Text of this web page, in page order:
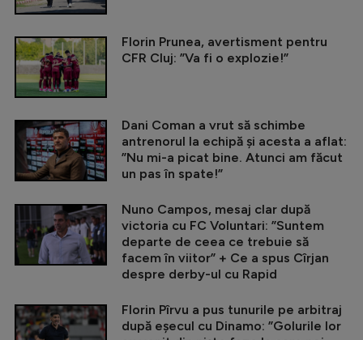
Florin Prunea, avertisment pentru
CFR Cluj: ”Va fi o explozie!”
Dani Coman a vrut să schimbe
antrenorul la echipă și acesta a aflat:
”Nu mi-a picat bine. Atunci am făcut
un pas în spate!”
Nuno Campos, mesaj clar după
victoria cu FC Voluntari: ”Suntem
departe de ceea ce trebuie să
facem în viitor” + Ce a spus Cîrjan
despre derby-ul cu Rapid
Florin Pîrvu a pus tunurile pe arbitraj
după eșecul cu Dinamo: ”Golurile lor